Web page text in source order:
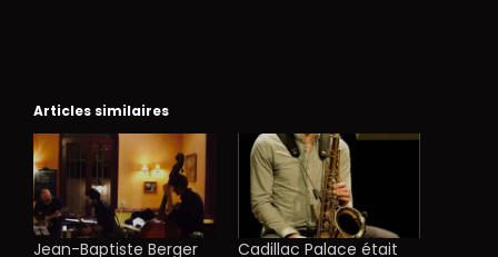
Articles similaires
Jean-Baptiste Berger
Cadillac Palace était